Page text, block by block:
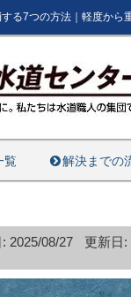
る7つの方法｜軽度から
覧 解決までの
2025/08/27 更新日: